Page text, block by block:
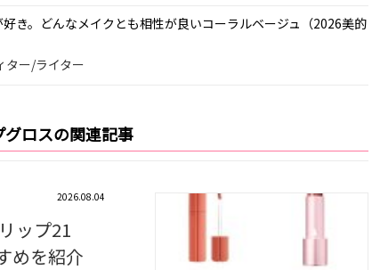
き。どんなメイクとも相性が良いコーラルベージュ（2026美的
ター/ライター
ロスの関連記事
2026.08.04
ップ21
めを紹介